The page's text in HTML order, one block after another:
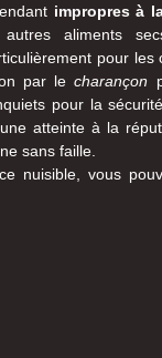
impropres à
aliments
pour
par lecharançon
pour la
atteinte à la
sans faille.
nuisible, vous